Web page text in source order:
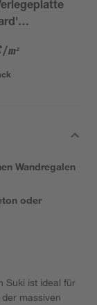
1690 x
mm
/ m²
Wandregalen
oder
Suki ist ideal für
massiven